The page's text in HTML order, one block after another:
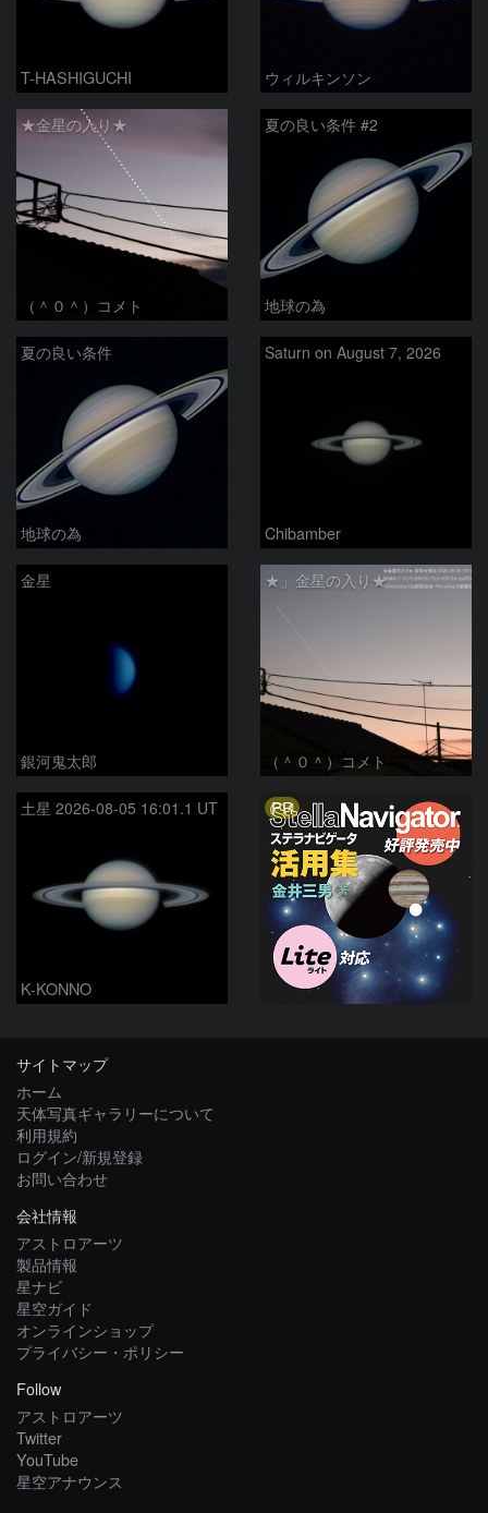
T-HASHIGUCHI ウィルキンソン
★金星の入り★
（＾０＾）コメト
夏の良い条件 #2
地球の為
夏の良い条件
地球の為
Saturn on August 7, 2026
Chibamber
金星
銀河鬼太郎
★」金星の入り★
（＾０＾）コメト
土星 2026-08-05 16:01.1 UT
K-KONNO
PR
サイトマップ
ホーム
天体写真ギャラリーについて
利用規約
ログイン/新規登録
お問い合わせ
会社情報
アストロアーツ
製品情報
星ナビ
星空ガイド
オンラインショップ
プライバシー・ポリシー
Follow
アストロアーツ
Twitter
YouTube
星空アナウンス